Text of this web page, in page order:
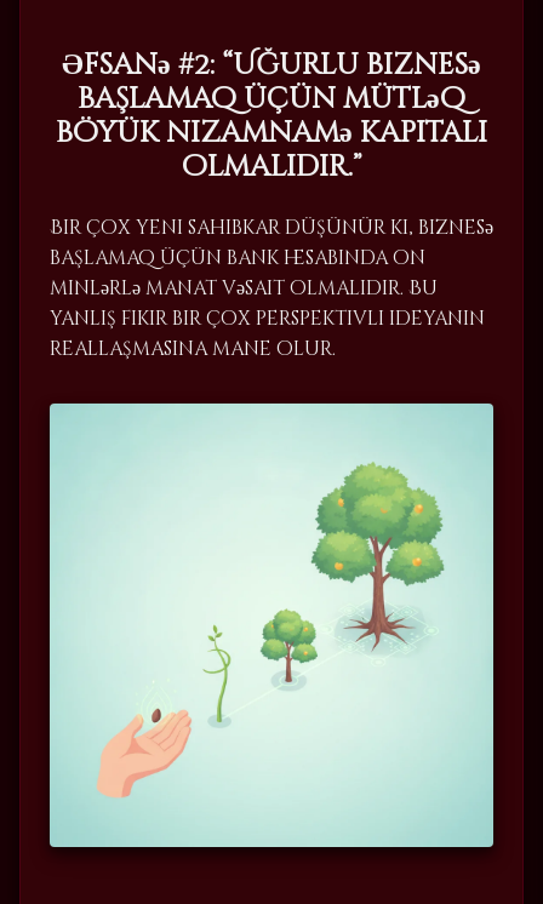
Əfsanə #2: “Uğurlu biznesə
başlamaq üçün mütləq
böyük nizamnamə kapitalı
olmalıdır.”
Bir çox yeni sahibkar düşünür ki, biznesə
başlamaq üçün bank hesabında on
minlərlə manat vəsait olmalıdır. Bu
yanlış fikir bir çox perspektivli ideyanın
reallaşmasına mane olur.